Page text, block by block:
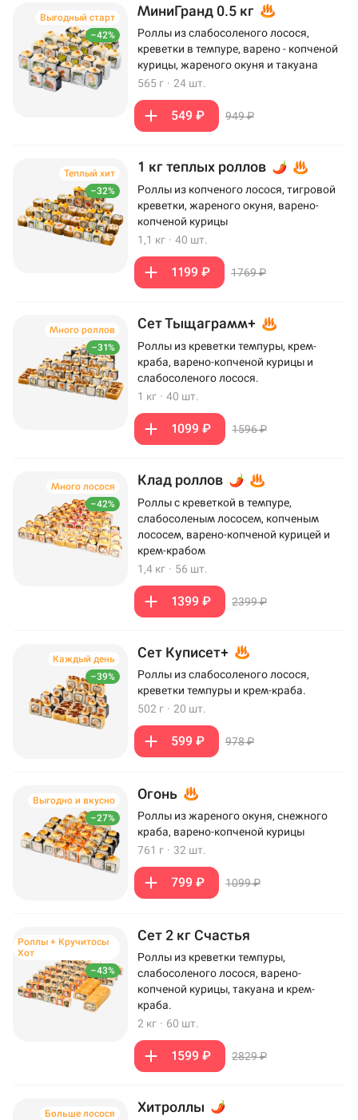
–42%
Выгодный старт МиниГранд 0.5 кг
Роллы из слабосоленого лосося,
креветки в темпуре, варено - копченой
курицы, жареного окуня и такуана
565 г · 24 шт.
549 ₽ 949 ₽
–32%
Теплый хит 1 кг теплых роллов
Роллы из копченого лосося, тигровой
креветки, жареного окуня, варено-
копченой курицы
1,1 кг · 40 шт.
1199 ₽ 1769 ₽
–31%
Много роллов Сет Тыщаграмм+
Роллы из креветки темпуры, крем-
краба, варено-копченой курицы и
слабосоленого лосося.
1 кг · 40 шт.
1099 ₽ 1596 ₽
–42%
Много лосося Клад роллов
Роллы с креветкой в темпуре,
слабосоленым лососем, копченым
лососем, варено-копченой курицей и
крем-крабом
1,4 кг · 56 шт.
1399 ₽ 2399 ₽
–39%
Каждый день Сет Куписет+
Роллы из слабосоленого лосося,
креветки темпуры и крем-краба.
502 г · 20 шт.
599 ₽ 978 ₽
–27%
Выгодно и вкусно Огонь
Роллы из жареного окуня, снежного
краба, варено-копченой курицы
761 г · 32 шт.
799 ₽ 1099 ₽
–43%
Роллы + Кручитосы
Хот
Сет 2 кг Счастья
Роллы из креветки темпуры,
слабосоленого лосося, варено-
копченой курицы, такуана и крем-
краба.
2 кг · 60 шт.
1599 ₽ 2829 ₽
Больше лосося Хитроллы